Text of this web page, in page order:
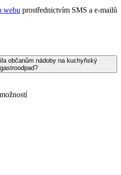
webu prostřednictvím SMS a e-mailů
občanům nádoby na kuchyňský